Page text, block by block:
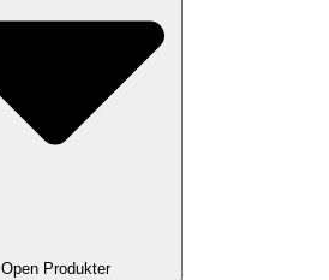
Open Produkter